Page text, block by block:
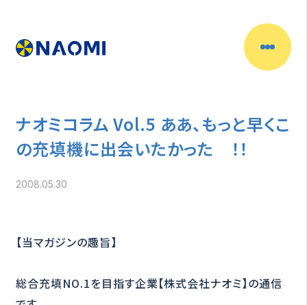
ナオミコラム Vol.5 ああ、もっと早くこ
の充填機に出会いたかった ！！
2008.05.30
【当マガジンの趣旨】
総合充填NO.1を目指す企業【株式会社ナオミ】の通信